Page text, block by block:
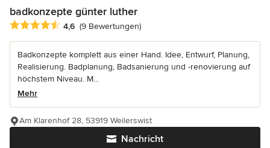
badkonzepte günter luther
Durchschnittliche Bewertung: 4.6 von 5 Sternen
4,6 (9 Bewertungen)
Badkonzepte komplett aus einer Hand. Idee, Entwurf, Planung,
Realisierung. Badplanung, Badsanierung und -renovierung auf
höchstem Niveau. M...
Mehr
Nachricht
Am Klarenhof 28, 53919 Weilerswist